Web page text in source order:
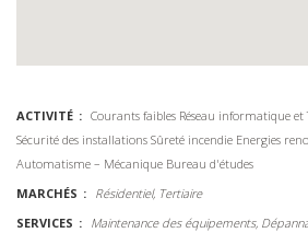
ACTIVITÉ Courants faibles Réseau informatique et
Sécurité des installations Sûreté incendie Energies
Automatisme – Mécanique Bureau d'études
MARCHÉS
Résidentiel, Tertiaire
SERVICES
Maintenance des équipements,